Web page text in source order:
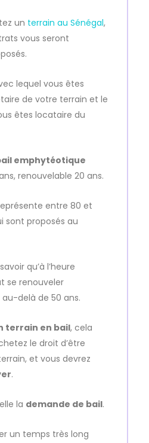
un terrain au Sénégal,
vous seront
lequel vous êtes
de votre terrain et le
êtes locataire du
emphytéotique
renouvelable 20 ans.
entre 80 et
sont proposés au
qu’à l’heure
se renouveler
delà de 50 ans.
terrain en bail, cela
le droit d’être
et vous devrez
.
la demande de bail.
un temps très long